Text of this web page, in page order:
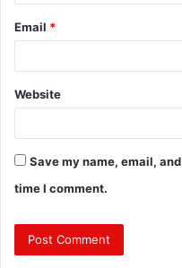
Email *
Website
Save my name, email,
time I comment.